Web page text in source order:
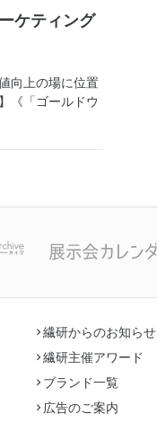
ケティング
向上の場に位置
《「ゴールドウ
繊研からのお知らせ
繊研主催アワード
ブランド一覧
広告のご案内